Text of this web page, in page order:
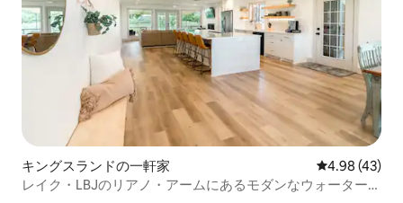
キングスランドの一軒家 レビュー43
4.98 (43)
レイク・LBJのリアノ・アームにあるモダンなウォーターフ